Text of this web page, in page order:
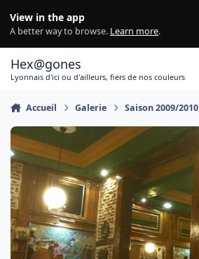
View in the app
A better way to browse. Learn more.
Hex@gones
Lyonnais d'ici ou d'ailleurs, fiers de nos couleurs
Accueil Galerie Saison 2009/2010